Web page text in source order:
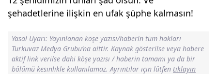
şehadetlerine ilişkin en ufak şüphe kalmasın!
Yasal Uyarı: Yayınlanan köşe yazısı/haberin tüm hakları
Turkuvaz Medya Grubu’na aittir. Kaynak gösterilse veya habere
aktif link verilse dahi köşe yazısı / haberin tamamı ya da bir
bölümü kesinlikle kullanılamaz. Ayrıntılar için lütfen tıklayın